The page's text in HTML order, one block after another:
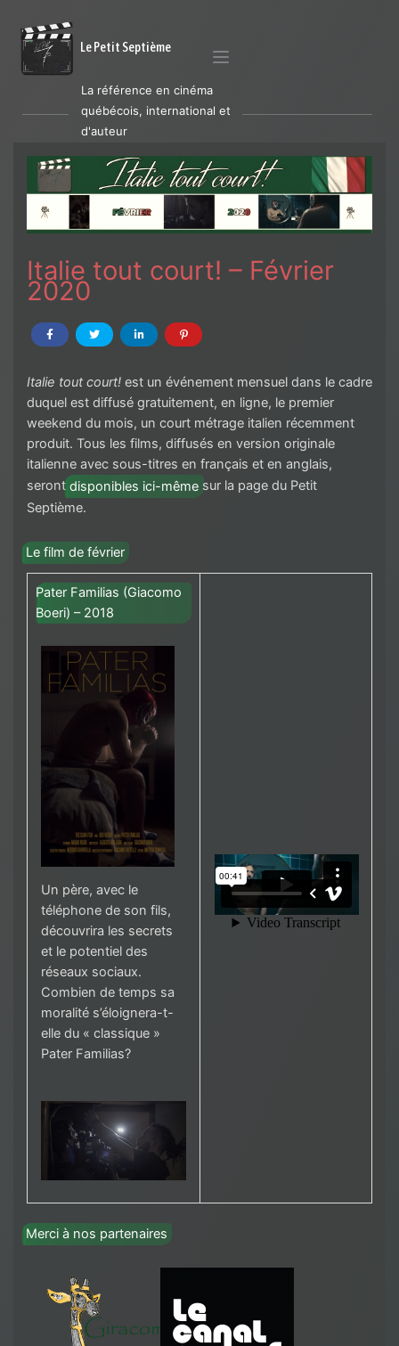
Le Petit Septième
La référence en cinéma
québécois, international et
d'auteur
Italie tout court! – Février
2020
Italie tout court! est un événement mensuel dans le cadre
duquel est diffusé gratuitement, en ligne, le premier
weekend du mois, un court métrage italien récemment
produit. Tous les films, diffusés en version originale
italienne avec sous-titres en français et en anglais,
seront disponibles ici-même sur la page du Petit
Septième.
Le film de février
Pater Familias (Giacomo
Boeri) – 2018
Un père, avec le
téléphone de son fils,
découvrira les secrets
et le potentiel des
réseaux sociaux.
Combien de temps sa
moralité s’éloignera-t-
elle du « classique »
Pater Familias?
Merci à nos partenaires